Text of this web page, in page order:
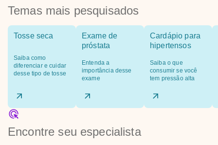
Temas mais pesquisados
Tosse seca
Saiba como
diferenciar e cuidar
desse tipo de tosse
Exame de
próstata
Entenda a
importância desse
exame
Cardápio para
hipertensos
Saiba o que
consumir se você
tem pressão alta
Encontre seu especialista